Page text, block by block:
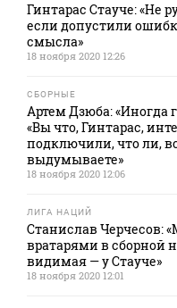
Гинтарас Стауче: «Не
если допустили
смысла»
18 ноября 2020 12:26
СБОРНЫЕ
Артем Дзюба: «Иногда
«Вы что, Гинтарас,
подключили, что ли,
выдумываете»
18 ноября 2020 12:06
ЛИГА НАЦИЙ
Станислав Черчесов:
вратарями в сборной
видимая — у Стауче»
18 ноября 2020 12:01